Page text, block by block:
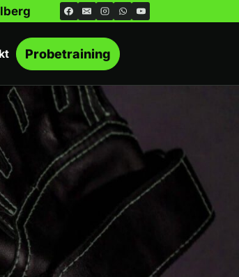
Probetraining